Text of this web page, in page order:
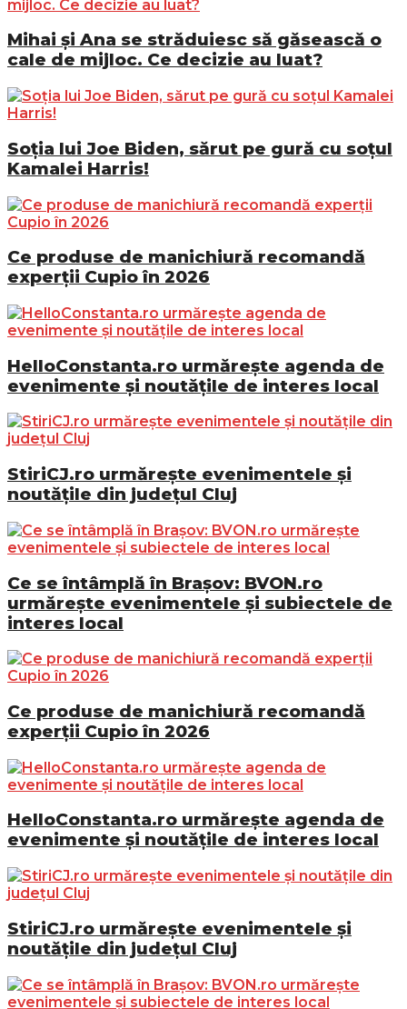
Mihai și Ana se străduiesc să găsească o
cale de mijloc. Ce decizie au luat?
Soția lui Joe Biden, sărut pe gură cu soțul
Kamalei Harris!
Ce produse de manichiură recomandă
experții Cupio în 2026
HelloConstanta.ro urmărește agenda de
evenimente și noutățile de interes local
StiriCJ.ro urmărește evenimentele și
noutățile din județul Cluj
Ce se întâmplă în Brașov: BVON.ro
urmărește evenimentele și subiectele de
interes local
Ce produse de manichiură recomandă
experții Cupio în 2026
HelloConstanta.ro urmărește agenda de
evenimente și noutățile de interes local
StiriCJ.ro urmărește evenimentele și
noutățile din județul Cluj